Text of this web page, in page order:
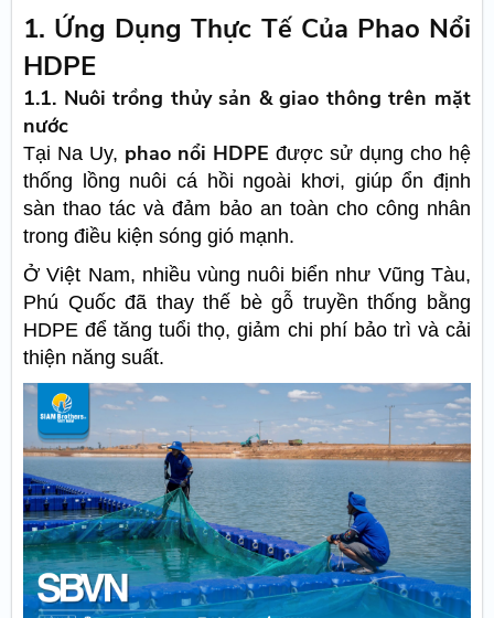
1. Ứng Dụng Thực Tế Của Phao Nổi
HDPE
1.1. Nuôi trồng thủy sản & giao thông trên mặt
nước
Tại Na Uy, phao nổi HDPE được sử dụng cho hệ
thống lồng nuôi cá hồi ngoài khơi, giúp ổn định
sàn thao tác và đảm bảo an toàn cho công nhân
trong điều kiện sóng gió mạnh.
Ở Việt Nam, nhiều vùng nuôi biển như Vũng Tàu,
Phú Quốc đã thay thế bè gỗ truyền thống bằng
HDPE để tăng tuổi thọ, giảm chi phí bảo trì và cải
thiện năng suất.